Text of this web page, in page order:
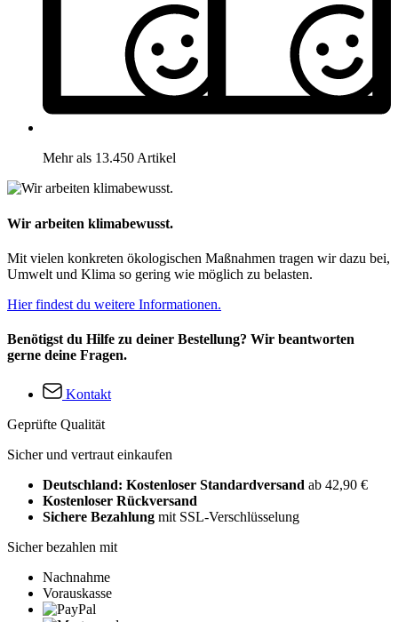
Mehr als 13.450 Artikel
Wir arbeiten klimabewusst.
Mit vielen konkreten ökologischen Maßnahmen tragen wir dazu bei,
Umwelt und Klima so gering wie möglich zu belasten.
Hier findest du weitere Informationen.
Benötigst du Hilfe zu deiner Bestellung? Wir beantworten
gerne deine Fragen.
Kontakt
Geprüfte Qualität
Sicher und vertraut einkaufen
Deutschland: Kostenloser Standardversand ab 42,90 €
Kostenloser Rückversand
Sichere Bezahlung mit SSL-Verschlüsselung
Sicher bezahlen mit
Nachnahme
Vorauskasse